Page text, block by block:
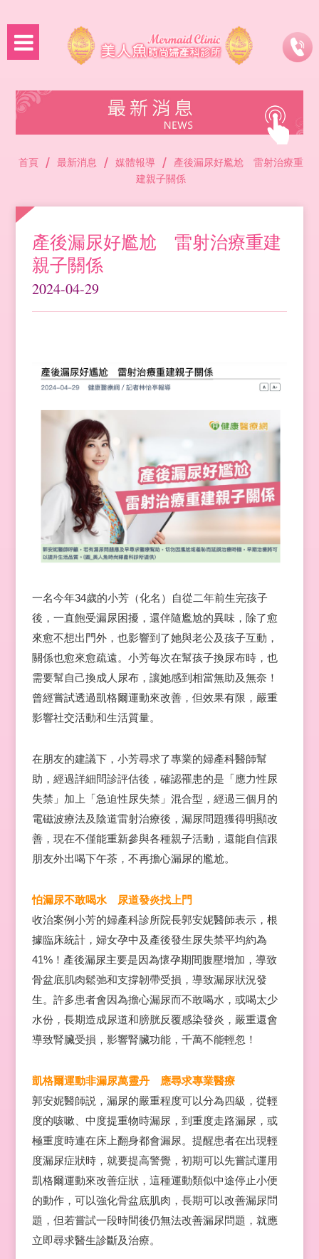
首頁 / 最新消息 / 媒體報導 /
產後漏尿好尷尬 雷射治療重
建親子關係
產後漏尿好尷尬 雷射治療重建
親子關係
2024-04-29
一名今年34歲的小芳（化名）自從二年前生完孩子
後，一直飽受漏尿困擾，還伴隨尷尬的異味，除了愈
來愈不想出門外，也影響到了她與老公及孩子互動，
關係也愈來愈疏遠。小芳每次在幫孩子換尿布時，也
需要幫自己換成人尿布，讓她感到相當無助及無奈！
曾經嘗試透過凱格爾運動來改善，但效果有限，嚴重
影響社交活動和生活質量。
在朋友的建議下，小芳尋求了專業的婦產科醫師幫
助，經過詳細問診評估後，確認罹患的是「應力性尿
失禁」加上「急迫性尿失禁」混合型，經過三個月的
電磁波療法及陰道雷射治療後，漏尿問題獲得明顯改
善，現在不僅能重新參與各種親子活動，還能自信跟
朋友外出喝下午茶，不再擔心漏尿的尷尬。
怕漏尿不敢喝水 尿道發炎找上門
收治案例小芳的婦產科診所院長郭安妮醫師表示，根
據臨床統計，婦女孕中及產後發生尿失禁平均約為
41%！產後漏尿主要是因為懷孕期間腹壓增加，導致
骨盆底肌肉鬆弛和支撐韌帶受損，導致漏尿狀況發
生。許多患者會因為擔心漏尿而不敢喝水，或喝太少
水份，長期造成尿道和膀胱反覆感染發炎，嚴重還會
導致腎臟受損，影響腎臟功能，千萬不能輕忽！
凱格爾運動非漏尿萬靈丹 應尋求專業醫療
郭安妮醫師説，漏尿的嚴重程度可以分為四級，從輕
度的咳嗽、中度提重物時漏尿，到重度走路漏尿，或
極重度時連在床上翻身都會漏尿。提醒患者在出現輕
度漏尿症狀時，就要提高警覺，初期可以先嘗試運用
凱格爾運動來改善症狀，這種運動類似中途停止小便
的動作，可以強化骨盆底肌肉，長期可以改善漏尿問
題，但若嘗試一段時間後仍無法改善漏尿問題，就應
立即尋求醫生診斷及治療。